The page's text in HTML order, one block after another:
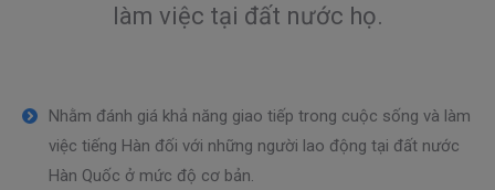
làm việc tại đất nước họ.
Nhằm đánh giá khả năng giao tiếp trong cuộc sống và làm
việc tiếng Hàn đối với những người lao động tại đất nước
Hàn Quốc ở mức độ cơ bản.